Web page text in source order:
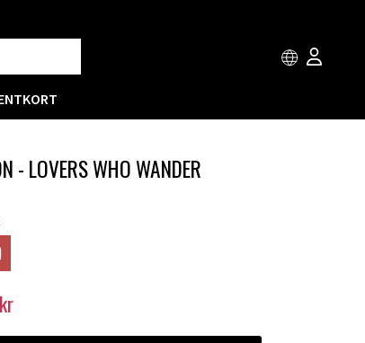
- LOVERS WHO WANDER
kr